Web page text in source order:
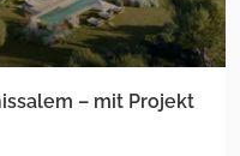
– mit Projekt